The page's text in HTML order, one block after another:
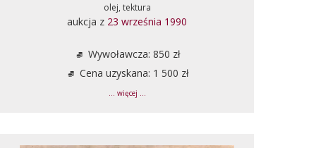
olej, tektura
aukcja z 23 września 1990
Wywoławcza: 850 zł
Cena uzyskana: 1 500 zł
... więcej ...